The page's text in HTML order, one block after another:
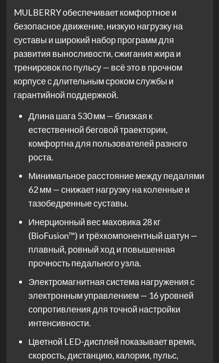
MULBERRY обеспечивает комфортное и
безопасное движение, низкую нагрузку на
суставы и широкий набор программ для
развития выносливости, сжигания жира и
тренировок по пульсу — всё это в прочном
корпусе с длительным сроком службы и
гарантийной поддержкой.
Длина шага 530 мм — близкая к
естественной беговой траектории,
комфортна для пользователей разного
роста.
Минимальное расстояние между педалями
62 мм — снижает нагрузку на коленные и
тазобедренные суставы.
Инерционный вес маховика 28 кг
(BioFusion™) и трёхкомпонентный шатун —
плавный, ровный ход и повышенная
прочность педального узла.
Электромагнитная система нагружения с
электронным управлением — 16 уровней
сопротивления для точной настройки
интенсивности.
Цветной LED-дисплей показывает время,
скорость, дистанцию, калории, пульс,